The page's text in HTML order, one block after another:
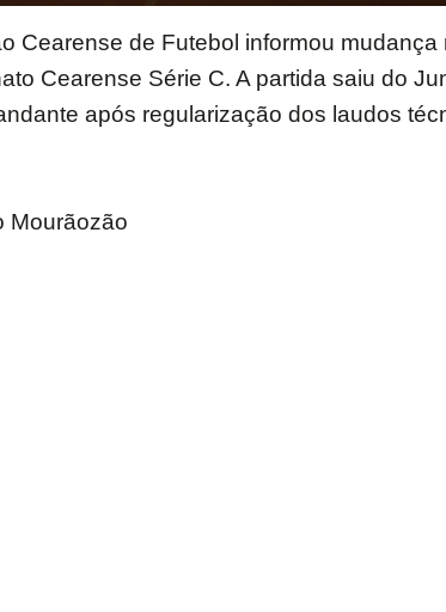
Cearense de Futebol informou
Cearense Série C. A partida saiu do
após regularização dos laudos
Mourãozão